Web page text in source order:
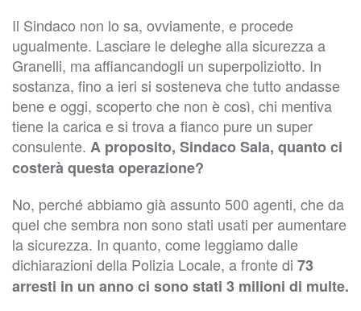
Il Sindaco non lo sa, ovviamente, e procede
ugualmente. Lasciare le deleghe alla sicurezza a
Granelli, ma affiancandogli un superpoliziotto. In
sostanza, fino a ieri si sosteneva che tutto andasse
bene e oggi, scoperto che non è così, chi mentiva
tiene la carica e si trova a fianco pure un super
consulente. A proposito, Sindaco Sala, quanto ci
costerà questa operazione?
No, perché abbiamo già assunto 500 agenti, che da
quel che sembra non sono stati usati per aumentare
la sicurezza. In quanto, come leggiamo dalle
dichiarazioni della Polizia Locale, a fronte di 73
arresti in un anno ci sono stati 3 milioni di multe.